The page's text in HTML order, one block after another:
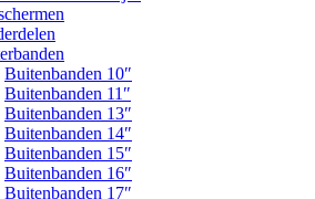
Buitenbanden 10″
Buitenbanden 11″
Buitenbanden 13″
Buitenbanden 14″
Buitenbanden 15″
Buitenbanden 16″
Buitenbanden 17″